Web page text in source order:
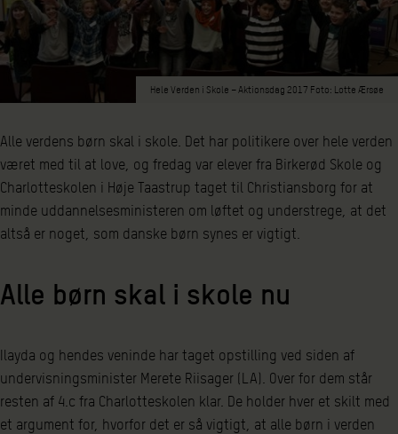
Hele Verden i Skole – Aktionsdag 2017 Foto: Lotte Ærsøe
Alle verdens børn skal i skole. Det har politikere over hele verden
været med til at love, og fredag var elever fra Birkerød Skole og
Charlotteskolen i Høje Taastrup taget til Christiansborg for at
minde uddannelsesministeren om løftet og understrege, at det
altså er noget, som danske børn synes er vigtigt.
Alle børn skal i skole nu
Ilayda og hendes veninde har taget opstilling ved siden af
undervisningsminister Merete Riisager (LA). Over for dem står
resten af 4.c fra Charlotteskolen klar. De holder hver et skilt med
et argument for, hvorfor det er så vigtigt, at alle børn i verden